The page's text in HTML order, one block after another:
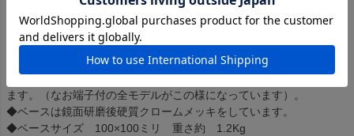
◆支点（軸）と接点間距離を短くしましたので打った時のメカ接点
のはね返りが少なく接触不良も起き難くなっています。
◆別売りの専用ケースがあります。
◆ターミナルはリード線でもＯ型やＹ型の圧着端子にも対応してい
ます。（なお端子付の全モデルがこの様になっています）。
◆ベースは鏡面研磨後硬質クロームメッキをしています。
◆ベースサイズ 100×100ミリ 重さ約 1.2Kg